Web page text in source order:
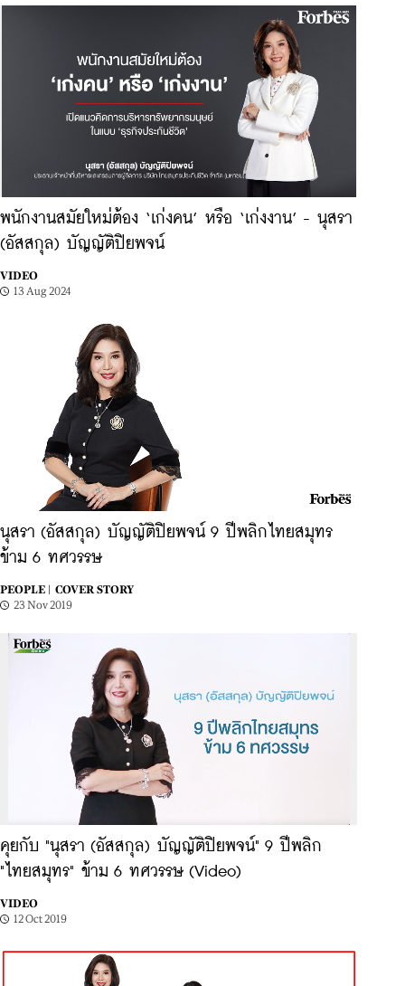
พนักงานสมัยใหม่ต้อง ‘เก่งคน’ หรือ ‘เก่งงาน’ - นุสรา
(อัสสกุล) บัญญัติปิยพจน์
VIDEO
13 Aug 2024
นุสรา (อัสสกุล) บัญญัติปิยพจน์ 9 ปีพลิกไทยสมุทร
ข้าม 6 ทศวรรษ
PEOPLE |
COVER STORY
23 Nov 2019
คุยกับ "นุสรา (อัสสกุล) บัญญัติปิยพจน์" 9 ปีพลิก
"ไทยสมุทร" ข้าม 6 ทศวรรษ (Video)
VIDEO
12 Oct 2019